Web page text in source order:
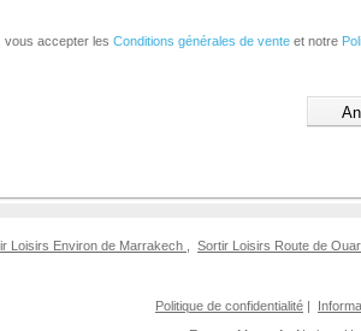
vous accepter les Conditions générales de vente et notre
Loisirs Environ de Marrakech Sortir Loisirs Route de
Politique de confidentialité |